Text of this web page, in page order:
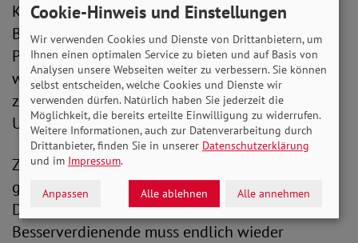
Kosten ausschließlich durch
Beitragssatzsteigerungen in der Kranken- und
Pflegeversicherung kompensiert, denn so
werden kleine und mittlere Einkommen
zusätzlich belastet. Das würde zu mehr sozialer
Ungerechtigkeit führen.“
Zur Frage der Finanzierung hat der SoVD einen
ganz konkreten Vorschlag: eine Steuerreform.
Dazu Engelmeier: „Der Spitzensteuersatz für
Besserverdienende muss endlich wieder
Cookie-Hinweis und Einstellungen
Wir verwenden Cookies und Dienste von Drittanbietern, um
Ihnen einen optimalen Service zu bieten und auf Basis von
Analysen unsere Webseiten weiter zu verbessern. Sie können
selbst entscheiden, welche Cookies und Dienste wir
verwenden dürfen. Natürlich haben Sie jederzeit die
Möglichkeit, die bereits erteilte Einwilligung zu widerrufen.
Weitere Informationen, auch zur Datenverarbeitung durch
Drittanbieter, finden Sie in unserer Datenschutzerklärung
und im Impressum.
Anpassen Alle ablehnen Alle annehmen